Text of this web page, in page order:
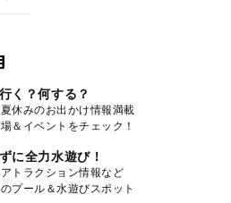
く？何する？
休みのお出かけ情報満載
＆イベントをチェック！
に全力水遊び！
トラクション情報など
プール＆水遊びスポット